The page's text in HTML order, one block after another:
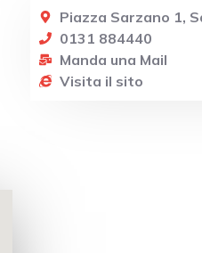
Piazza Sarzano 1,
0131 884440
Manda una Mail
Visita il sito